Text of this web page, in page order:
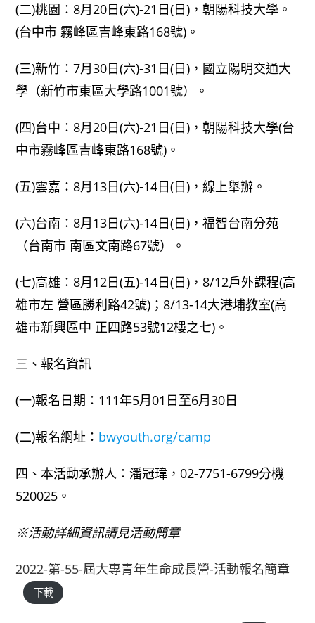
(二)桃園：8月20日(六)-21日(日)，朝陽科技大學。
(台中市 霧峰區吉峰東路168號)。
(三)新竹：7月30日(六)-31日(日)，國立陽明交通大
學（新竹市東區大學路1001號）。
(四)台中：8月20日(六)-21日(日)，朝陽科技大學(台
中市霧峰區吉峰東路168號)。
(五)雲嘉：8月13日(六)-14日(日)，線上舉辦。
(六)台南：8月13日(六)-14日(日)，福智台南分苑
（台南市 南區文南路67號）。
(七)高雄：8月12日(五)-14日(日)，8/12戶外課程(高
雄市左 營區勝利路42號)；8/13-14大港埔教室(高
雄市新興區中 正四路53號12樓之七)。
三、報名資訊
(一)報名日期：111年5月01日至6月30日
(二)報名網址： bwyouth.org/camp
四、本活動承辦人：潘冠瑋，02-7751-6799分機
520025。
※活動詳細資訊請見活動簡章
2022-第-55-屆大專青年生命成長營-活動報名簡章
下載